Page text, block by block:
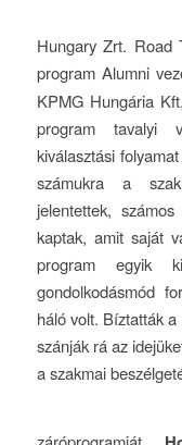
Hungary Zrt. Road
program Alumni
KPMG Hungária
program tavalyi
kiválasztási
számukra a
jelentettek,
kaptak, amit saját
program egyik
gondolkodásmód
háló volt. Bíztatták
szánják rá az
a szakmai